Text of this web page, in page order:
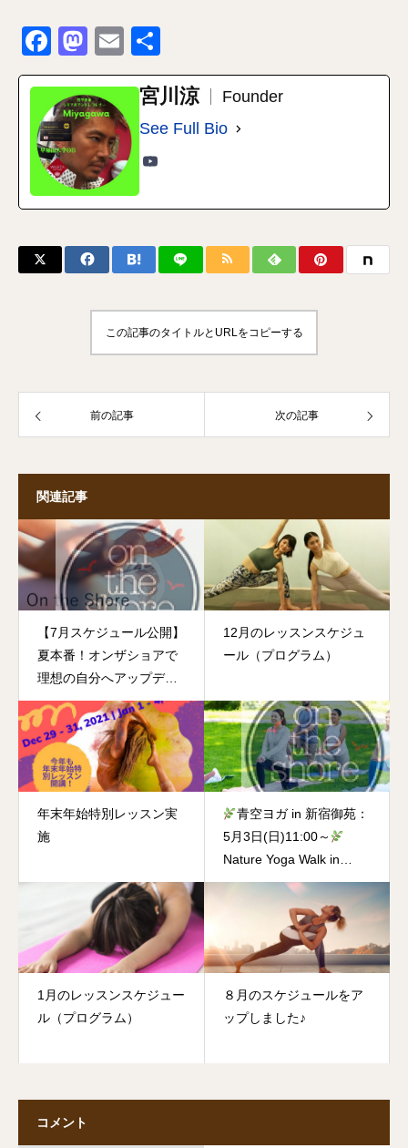
Facebook
Mastodon
Email
有
宮川涼
Founder
See Full Bio
この記事のタイトルとURLをコピーする
前の記事 次の記事
関連記事
【7月スケジュール公開】
夏本番！オンザショアで
理想の自分へアップデー
ト！
12月のレッスンスケジュ
ール（プログラム）
年末年始特別レッスン実
施
青空ヨガ in 新宿御苑：
5月3日(日)11:00～
Nature Yoga Walk in
Shinjuku Gyoen National
Garden on May 3rd
1月のレッスンスケジュー
ル（プログラム）
８月のスケジュールをア
ップしました♪
コメント